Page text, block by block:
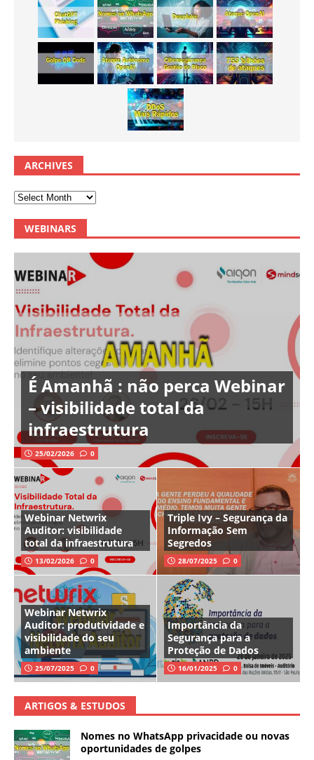
ARCHIVES
WEBINARS
É Amanhã : não perca Webinar
– visibilidade total da
infraestrutura
25/02/2026 0
Webinar Netwrix
Auditor: visibilidade
total da infraestrutura
13/02/2026 0
Triple Ivy – Segurança da
Informação Sem
Segredos
28/07/2025 0
Webinar Netwrix
Auditor: produtividade e
visibilidade do seu
ambiente
25/07/2025 0
Importância da
Segurança para a
Proteção de Dados
16/01/2025 0
ARTIGOS & ESTUDOS
Nomes no WhatsApp privacidade ou novas
oportunidades de golpes